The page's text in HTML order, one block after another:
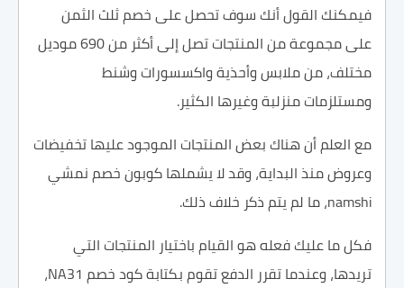
فيمكنك القول أنك سوف تحصل على خصم ثلث الثمن
على مجموعة من المنتجات تصل إلى أكثر من 690 موديل
مختلف، من ملابس وأحذية واكسسورات وشنط
ومستلزمات منزلبة وغيرها الكثير.
مع العلم أن هناك بعض المنتجات الموجود عليها تخفيضات
وعروض منذ البداية، وقد لا يشملها كوبون خصم نمشي
namshi، ما لم يتم ذكر خلاف ذلك.
فكل ما عليك فعله هو القيام باختيار المنتجات التي
تريدها، وعندما تقرر الدفع تقوم بكتابة كود خصم NA31،